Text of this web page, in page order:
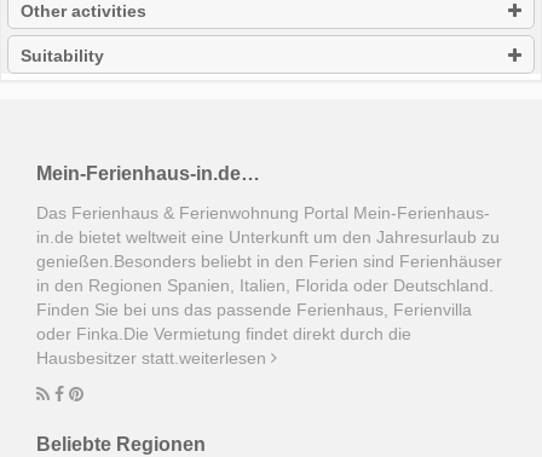
Other activities
Suitability
Mein-Ferienhaus-in.de…
Das Ferienhaus & Ferienwohnung Portal Mein-Ferienhaus-
in.de bietet weltweit eine Unterkunft um den Jahresurlaub zu
genießen.Besonders beliebt in den Ferien sind Ferienhäuser
in den Regionen Spanien, Italien, Florida oder Deutschland.
Finden Sie bei uns das passende Ferienhaus, Ferienvilla
oder Finka.Die Vermietung findet direkt durch die
Hausbesitzer statt. weiterlesen
Beliebte Regionen